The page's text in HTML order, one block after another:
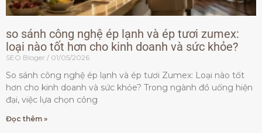
so sánh công nghệ ép lạnh và ép tươi zumex:
loại nào tốt hơn cho kinh doanh và sức khỏe?
SEO Bloger 01/05/2026
So sánh công nghệ ép lạnh và ép tươi Zumex: Loại nào tốt
hơn cho kinh doanh và sức khỏe? Trong ngành đồ uống hiện
đại, việc lựa chọn công
Đọc thêm »